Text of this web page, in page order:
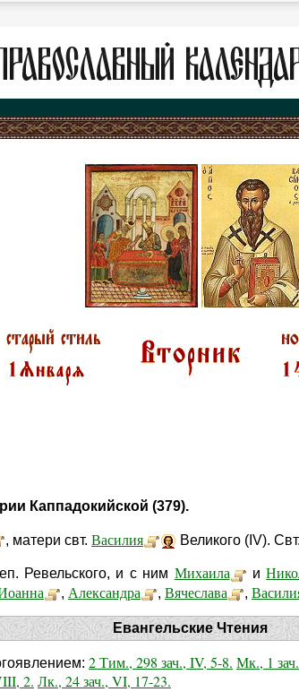
Каппадокийской (379).
, матери свт. Василия Великого (IV). Свт.
Ревельского, и с ним Михаила и
, Александра , Вячеслава ,
Евангельские Чтения
2 Тим., 298 зач., IV, 5-8. Мк., 1
2. Лк., 24 зач., VI, 17-23.